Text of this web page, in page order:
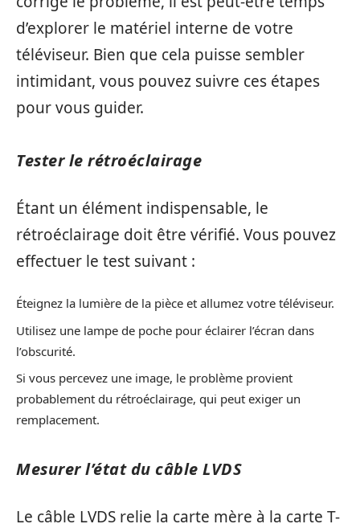
d’explorer le matériel interne de votre
téléviseur. Bien que cela puisse sembler
intimidant, vous pouvez suivre ces étapes
pour vous guider.
Tester le rétroéclairage
Étant un élément indispensable, le
rétroéclairage doit être vérifié. Vous pouvez
effectuer le test suivant :
Éteignez la lumière de la pièce et allumez votre téléviseur.
Utilisez une lampe de poche pour éclairer l’écran dans
l’obscurité.
Si vous percevez une image, le problème provient
probablement du rétroéclairage, qui peut exiger un
remplacement.
Mesurer l’état du câble LVDS
Le câble LVDS relie la carte mère à la carte T-